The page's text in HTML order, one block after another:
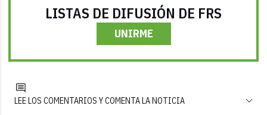
LISTAS DE DIFUSIÓN DE FRS
UNIRME
LEE LOS COMENTARIOS Y COMENTA LA NOTICIA